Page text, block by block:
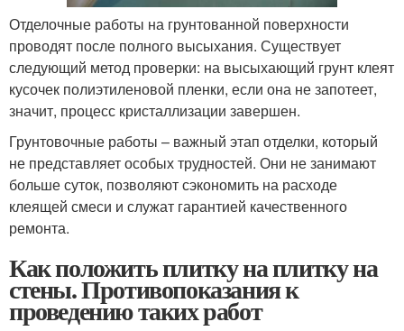
Отделочные работы на грунтованной поверхности
проводят после полного высыхания. Существует
следующий метод проверки: на высыхающий грунт клеят
кусочек полиэтиленовой пленки, если она не запотеет,
значит, процесс кристаллизации завершен.
Грунтовочные работы – важный этап отделки, который
не представляет особых трудностей. Они не занимают
больше суток, позволяют сэкономить на расходе
клеящей смеси и служат гарантией качественного
ремонта.
Как положить плитку на плитку на
стены. Противопоказания к
проведению таких работ